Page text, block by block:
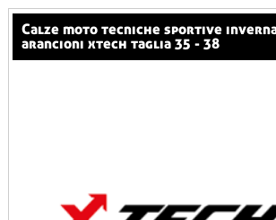
calze moto tecniche sportive invernali raptor
arancioni xtech taglia 35 - 38